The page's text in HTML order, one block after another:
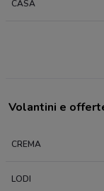
CASA
Volantini e
CREMA
LODI